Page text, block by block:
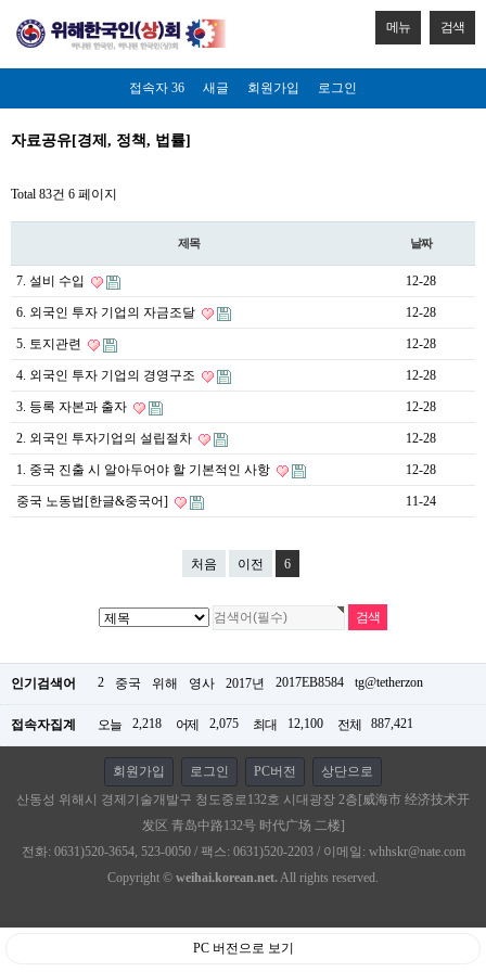
메뉴 검색
접속자 36 새글 회원가입 로그인
자료공유[경제, 정책, 법률]
Total 83건 6 페이지
제목 날짜
7. 설비 수입 12-28
6. 외국인 투자 기업의 자금조달 12-28
5. 토지관련 12-28
4. 외국인 투자 기업의 경영구조 12-28
3. 등록 자본과 출자 12-28
2. 외국인 투자기업의 설립절차 12-28
1. 중국 진출 시 알아두어야 할 기본적인 사항 12-28
중국 노동법[한글&중국어] 11-24
처음 이전 6
인기검색어 2 중국 위해 영사 2017년 2017EB8584 tg@tetherzon
접속자집계 오늘 2,218 어제 2,075 최대 12,100 전체 887,421
회원가입 로그인 PC버전
상단으로
산동성 위해시 경제기술개발구 청도중로132호 시대광장 2층[威海市 经济技术开
发区 青岛中路132号 时代广场 二楼]
전화: 0631)520-3654, 523-0050 / 팩스: 0631)520-2203 / 이메일: whhskr@nate.com
Copyright © weihai.korean.net.All rights reserved.
PC 버전으로 보기